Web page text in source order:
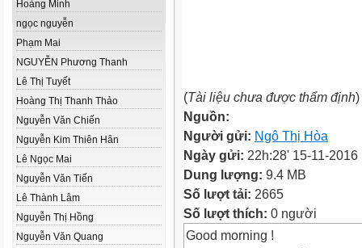
Hoàng Minh
ngọc nguyễn
Phạm Mai
NGUYỄN Phương Thanh
Lê Thị Tuyết
Hoàng Thị Thanh Thảo
Nguyễn Văn Chiến
Nguyễn Kim Thiên Hân
Lê Ngọc Mai
Nguyễn Văn Tiến
Lê Thành Lâm
Nguyễn Thị Hồng
Nguyễn Văn Quang
(Tài liệu chưa được thẩm định)
Nguồn:
Người gửi: Ngô Thị Hòa
Ngày gửi: 22h:28' 15-11-2016
Dung lượng: 9.4 MB
Số lượt tải: 2665
Số lượt thích: 0 người
Good morning !